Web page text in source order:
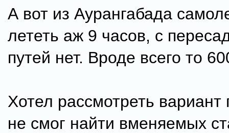
А вот из Аурангабада
лететь аж 9 часов, с
путей нет. Вроде всего то
Хотел рассмотреть вариант
не смог найти вменяемых